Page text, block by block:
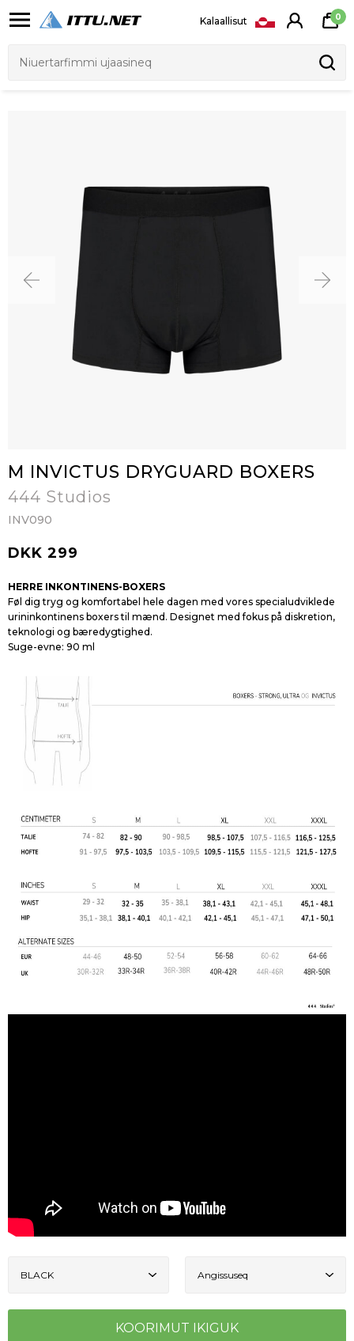
Kalaallisut 0
M INVICTUS DRYGUARD BOXERS
444 Studios
INV090
DKK 299
HERRE INKONTINENS-BOXERS
Føl dig tryg og komfortabel hele dagen med vores specialudviklede
urininkontinens boxers til mænd. Designet med fokus på diskretion,
teknologi og bæredygtighed.
Suge-evne: 90 ml